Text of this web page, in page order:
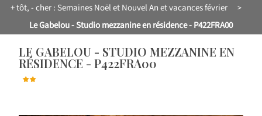
+ tôt, - cher : Semaines Noël et Nouvel An et vacances février >
Le Gabelou - Studio mezzanine en résidence - P422FRA00
LE GABELOU - STUDIO MEZZANINE EN
RÉSIDENCE - P422FRA00